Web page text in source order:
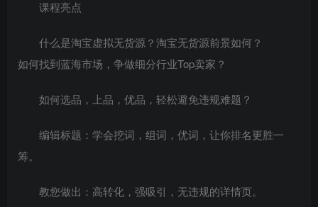
课程亮点
什么是淘宝虚拟无货源？淘宝无货源前景如何？
如何找到蓝海市场，争做细分行业Top卖家？
如何选品，上品，优品，轻松避免违规难题？
编辑标题：学会挖词，组词，优词，让你排名更胜一
筹。
教您做出：高转化，强吸引，无违规的详情页。